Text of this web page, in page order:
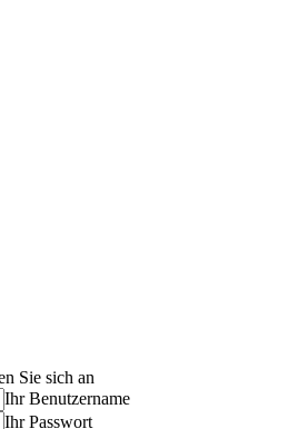
Sie sich an
Ihr Benutzername
Ihr Passwort